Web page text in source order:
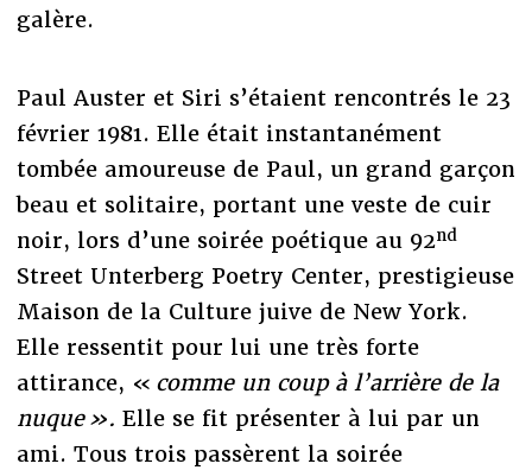
galère.
Paul Auster et Siri s’étaient rencontrés le 23
février 1981. Elle était instantanément
tombée amoureuse de Paul, un grand garçon
beau et solitaire, portant une veste de cuir
noir, lors d’une soirée poétique au 92nd
Street Unterberg Poetry Center, prestigieuse
Maison de la Culture juive de New York.
Elle ressentit pour lui une très forte
attirance, « comme un coup à l’arrière de la
nuque ». Elle se fit présenter à lui par un
ami. Tous trois passèrent la soirée